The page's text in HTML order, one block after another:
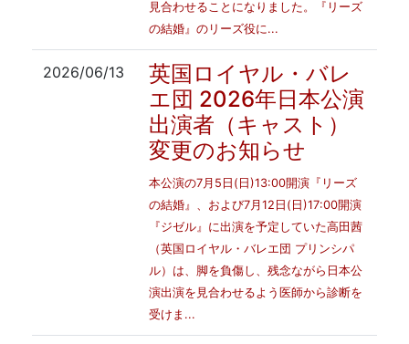
見合わせることになりました。『リーズ
の結婚』のリーズ役に...
2026/06/13
英国ロイヤル・バレ
エ団 2026年日本公演
出演者（キャスト）
変更のお知らせ
本公演の7月5日(日)13:00開演『リーズ
の結婚』、および7月12日(日)17:00開演
『ジゼル』に出演を予定していた高田茜
（英国ロイヤル・バレエ団 プリンシパ
ル）は、脚を負傷し、残念ながら日本公
演出演を見合わせるよう医師から診断を
受けま...